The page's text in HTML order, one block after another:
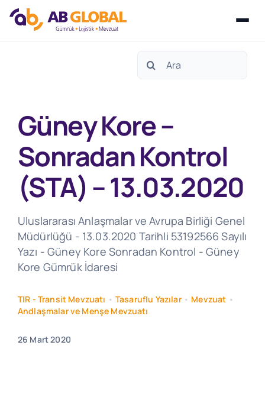
Search
Güney Kore –
Sonradan Kontrol
(STA) – 13.03.2020
Uluslararası Anlaşmalar ve Avrupa Birliği Genel
Müdürlüğü - 13.03.2020 Tarihli 53192566 Sayılı
Yazı - Güney Kore Sonradan Kontrol - Güney
Kore Gümrük İdaresi
TIR - Transit Mevzuatı • Tasaruflu Yazılar• Mevzuat •
Andlaşmalar ve Menşe Mevzuatı
26 Mart 2020